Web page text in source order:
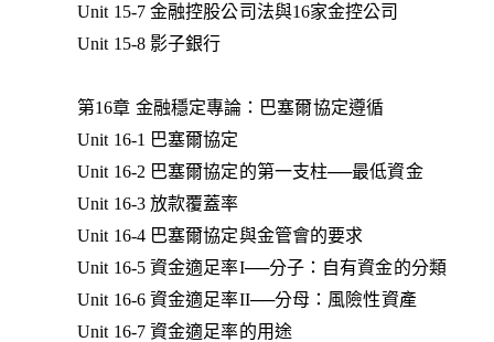
Unit 15-7 金融控股公司法與16家金控公司
Unit 15-8 影子銀行
第16章 金融穩定專論：巴塞爾協定遵循
Unit 16-1 巴塞爾協定
Unit 16-2 巴塞爾協定的第一支柱──最低資金
Unit 16-3 放款覆蓋率
Unit 16-4 巴塞爾協定與金管會的要求
Unit 16-5 資金適足率I──分子：自有資金的分類
Unit 16-6 資金適足率II──分母：風險性資產
Unit 16-7 資金適足率的用途